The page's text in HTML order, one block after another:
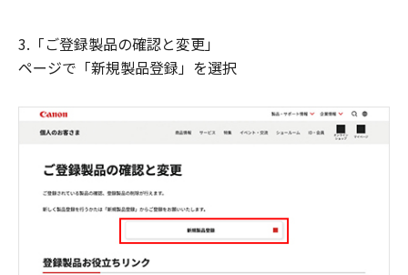
3.「ご登録製品の確認と変更」
ページで「新規製品登録」を選択